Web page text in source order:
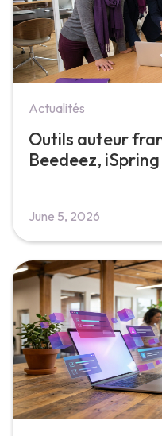
Actualités
Outils auteur
Beedeez, iSpring
June 5, 2026